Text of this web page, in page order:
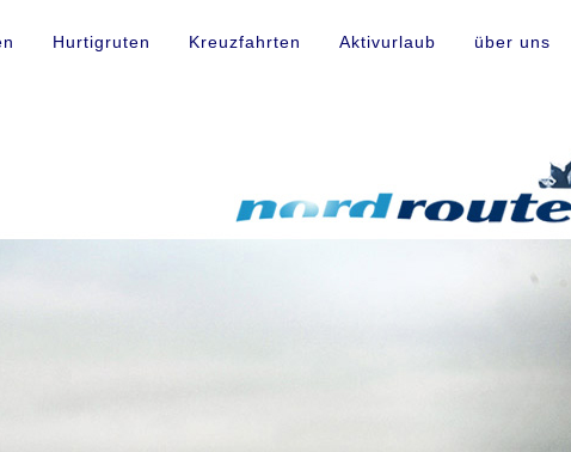
Hurtigruten Kreuzfahrten Aktivurlaub über uns